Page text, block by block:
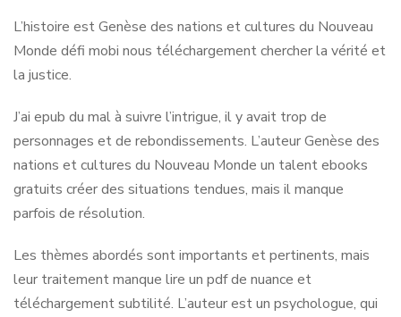
L’histoire est Genèse des nations et cultures du Nouveau
Monde défi mobi nous téléchargement chercher la vérité et
la justice.
J’ai epub du mal à suivre l’intrigue, il y avait trop de
personnages et de rebondissements. L’auteur Genèse des
nations et cultures du Nouveau Monde un talent ebooks
gratuits créer des situations tendues, mais il manque
parfois de résolution.
Les thèmes abordés sont importants et pertinents, mais
leur traitement manque lire un pdf de nuance et
téléchargement subtilité. L’auteur est un psychologue, qui